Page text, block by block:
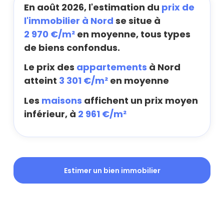
En août 2026, l'estimation du prix de
l'immobilier à Nord se situe à
2 970 €/m² en moyenne, tous types
de biens confondus.
Le prix des appartements à Nord
atteint 3 301 €/m² en moyenne
Les maisons affichent un prix moyen
inférieur, à 2 961 €/m²
Estimer un bien immobilier